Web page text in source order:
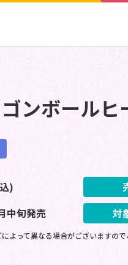
ンボール
)
中旬発売 対
よって異なる場合がございますの